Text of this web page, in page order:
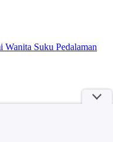
Suku Pedalaman